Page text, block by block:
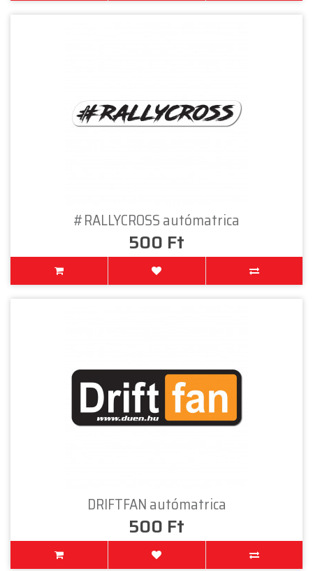
#RALLYCROSS autómatrica
500 Ft
DRIFTFAN autómatrica
500 Ft